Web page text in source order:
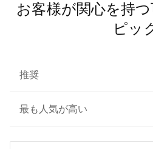
お客様が関心を持
ピッ
推奨
最も人気が高い